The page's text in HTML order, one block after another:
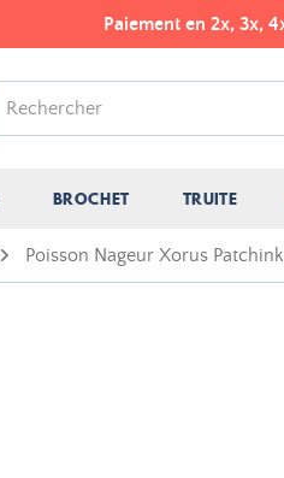
Paiement en 2x, 3x,
BROCHET TRUITE
Poisson Nageur Xorus